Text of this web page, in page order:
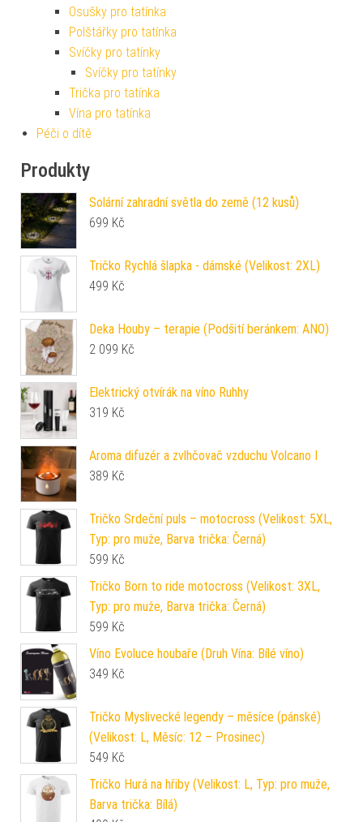
Osušky pro tatínka
Polštářky pro tatínka
Svíčky pro tatínky
Svíčky pro tatínky
Trička pro tatínka
Vína pro tatínka
Péči o dítě
Produkty
Solární zahradní světla do země (12 kusů)
699 Kč
Tričko Rychlá šlapka - dámské (Velikost: 2XL)
499 Kč
Deka Houby – terapie (Podšití beránkem: ANO)
2 099 Kč
Elektrický otvírák na víno Ruhhy
319 Kč
Aroma difuzér a zvlhčovač vzduchu Volcano I
389 Kč
Tričko Srdeční puls – motocross (Velikost: 5XL,
Typ: pro muže, Barva trička: Černá)
599 Kč
Tričko Born to ride motocross (Velikost: 3XL,
Typ: pro muže, Barva trička: Černá)
599 Kč
Víno Evoluce houbaře (Druh Vína: Bílé víno)
349 Kč
Tričko Myslivecké legendy – měsíce (pánské)
(Velikost: L, Měsíc: 12 – Prosinec)
549 Kč
Tričko Hurá na hřiby (Velikost: L, Typ: pro muže,
Barva trička: Bílá)